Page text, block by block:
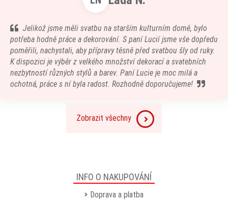
Jelikož jsme měli svatbu na starším kulturním domě, bylo
potřeba hodně práce a dekorování. S paní Lucií jsme vše dopředu
poměřili, nachystali, aby přípravy těsně před svatbou šly od ruky.
K dispozici je výběr z velkého množství dekorací a svatebních
nezbytností různých stylů a barev. Paní Lucie je moc milá a
ochotná, práce s ní byla radost. Rozhodně doporučujeme!
Zobrazit všechny
INFO O NAKUPOVÁNÍ
Doprava a platba